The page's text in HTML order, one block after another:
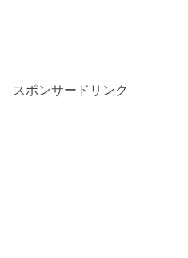
スポンサードリンク